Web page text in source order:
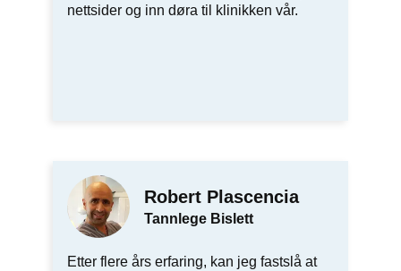
nettsider og inn døra til klinikken vår.
Robert Plascencia
Tannlege Bislett
Etter flere års erfaring, kan jeg fastslå at